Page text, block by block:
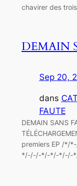
chavirer des
DEMAIN
Sep 20,
dans
FAUTE
DEMAIN SANS
premiers EP /
*/-/-/-*/-*/-*/-/-